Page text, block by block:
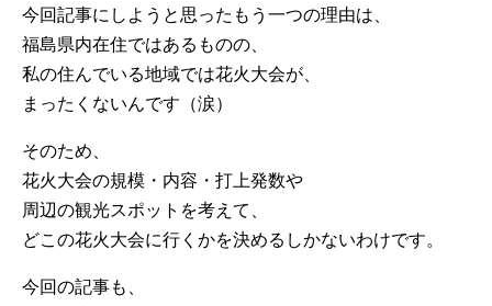
今回記事にしようと思ったもう一つの理由は、
福島県内在住ではあるものの、
私の住んでいる地域では花火大会が、
まったくないんです（涙）
そのため、
花火大会の規模・内容・打上発数や
周辺の観光スポットを考えて、
どこの花火大会に行くかを決めるしかないわけです。
今回の記事も、